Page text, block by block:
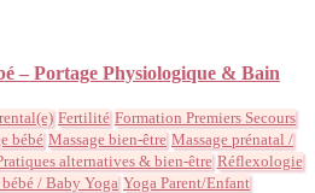
– Portage Physiologique & Bain
Fertilité Formation Premiers Secours
bébé Massage bien-être Massage prénatal /
alternatives & bien-être Réflexologie
/ Baby Yoga Yoga Parent/Enfant